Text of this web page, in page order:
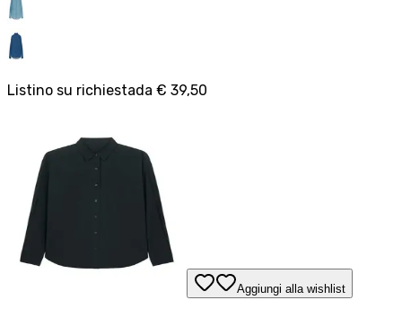
Listino su richiestada € 39,50
Aggiungi alla wishlist